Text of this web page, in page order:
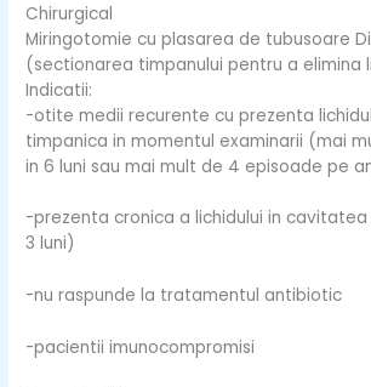
Chirurgical
Miringotomie cu plasarea de tubusoare
(sectionarea timpanului pentru a elimina
Indicatii:
-otite medii recurente cu prezenta
timpanica in momentul examinarii (mai
in 6 luni sau mai mult de 4 episoade pe
-prezenta cronica a lichidului in
3 luni)
-nu raspunde la tratamentul antibiotic
-pacientii imunocompromisi